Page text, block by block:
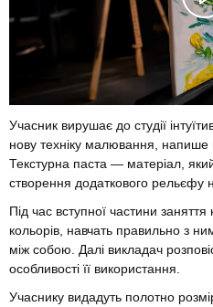
Учасник вирушає до студії
нову техніку малювання, напише
Текстурна паста — матеріал,
створення додаткового рельєфу
Під час вступної частини заняття
кольорів, навчать правильно з
між собою. Далі викладач
особливості її використання.
Учаснику видадуть полотно